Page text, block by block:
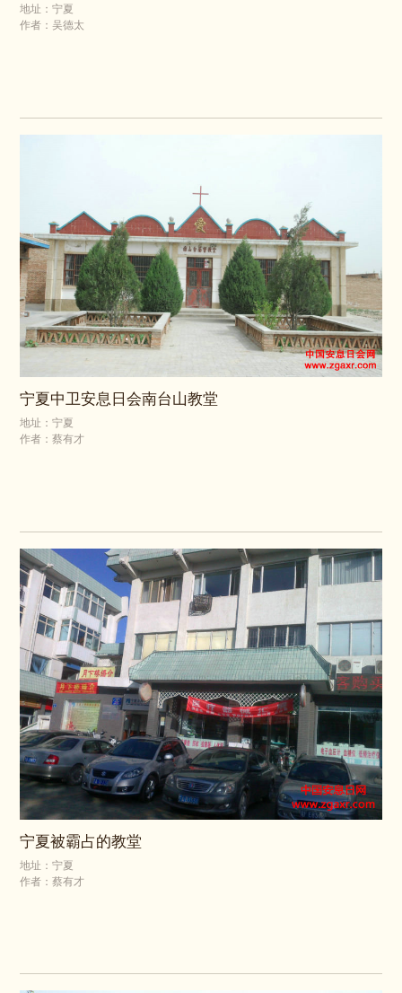
地址：宁夏
作者：吴德太
宁夏中卫安息日会南台山教堂
地址：宁夏
作者：蔡有才
宁夏被霸占的教堂
地址：宁夏
作者：蔡有才